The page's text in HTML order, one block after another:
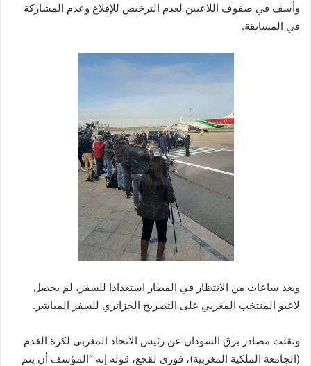
وأسف في صفوف اللاعبين لعدم الترخيص للإقلاع وعدم المشاركة
في المسابقة.
وبعد ساعات من الانتظار في المطار استعدادا للسفر، لم يحصل
لاعبو المنتخب المغربي على التصريح الجزائري للسفر المباشر.
ونقلت مصادر برق السودان عن رئيس الاتحاد المغربي لكرة القدم
(الجامعة الملكية المغربية)، فوزي لقجع، قوله إنه “المؤسف أن يتم